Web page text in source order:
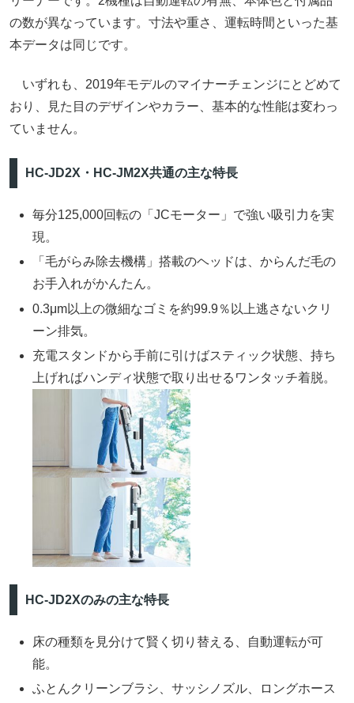
の数が異なっています。寸法や重さ、運転時間といった基
本データは同じです。
いずれも、2019年モデルのマイナーチェンジにとどめて
おり、見た目のデザインやカラー、基本的な性能は変わっ
ていません。
HC-JD2X・HC-JM2X共通の主な特長
毎分125,000回転の「JCモーター」で強い吸引力を実
現。
「毛がらみ除去機構」搭載のヘッドは、からんだ毛の
お手入れがかんたん。
0.3μm以上の微細なゴミを約99.9％以上逃さないクリ
ーン排気。
充電スタンドから手前に引けばスティック状態、持ち
上げればハンディ状態で取り出せるワンタッチ着脱。
HC-JD2Xのみの主な特長
床の種類を見分けて賢く切り替える、自動運転が可
能。
ふとんクリーンブラシ、サッシノズル、ロングホース